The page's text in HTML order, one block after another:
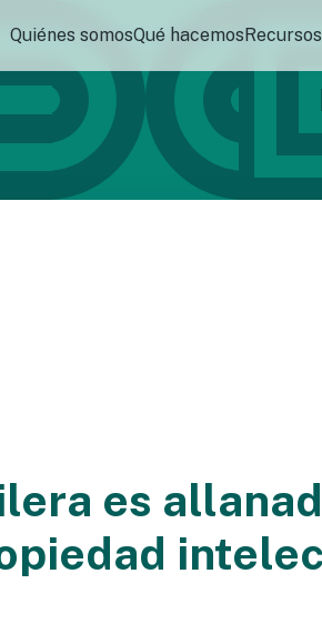
Quiénes somosQué hacemosRecursos
es